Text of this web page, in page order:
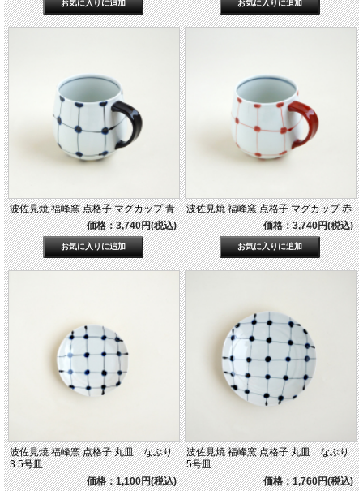
波佐見焼 福峰窯 点格子 マグカップ 青
価格：3,740円(税込)
波佐見焼 福峰窯 点格子 マグカップ 赤
価格：3,740円(税込)
波佐見焼 福峰窯 点格子 丸皿 なぶり
3.5号皿
価格：1,100円(税込)
波佐見焼 福峰窯 点格子 丸皿 なぶり
5号皿
価格：1,760円(税込)